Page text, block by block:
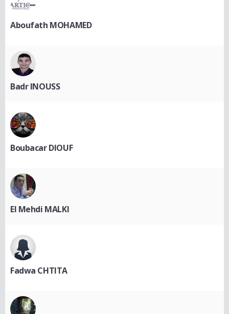
Aboufath MOHAMED
Badr INOUSS
Boubacar DIOUF
El Mehdi MALKI
Fadwa CHTITA